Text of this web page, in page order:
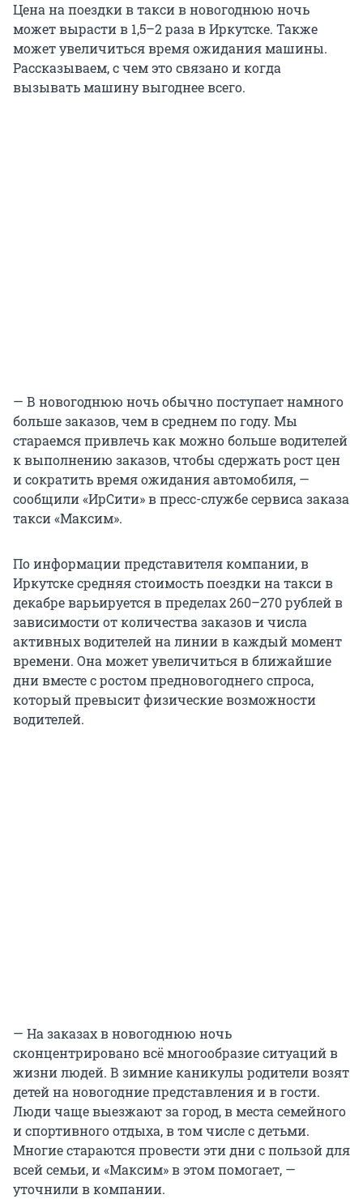
Цена на поездки в такси в новогоднюю ночь
может вырасти в 1,5–2 раза в Иркутске. Также
может увеличиться время ожидания машины.
Рассказываем, с чем это связано и когда
вызывать машину выгоднее всего.
— В новогоднюю ночь обычно поступает намного
больше заказов, чем в среднем по году. Мы
стараемся привлечь как можно больше водителей
к выполнению заказов, чтобы сдержать рост цен
и сократить время ожидания автомобиля, —
сообщили «ИрСити» в пресс-службе сервиса заказа
такси «Максим».
По информации представителя компании, в
Иркутске средняя стоимость поездки на такси в
декабре варьируется в пределах 260–270 рублей в
зависимости от количества заказов и числа
активных водителей на линии в каждый момент
времени. Она может увеличиться в ближайшие
дни вместе с ростом предновогоднего спроса,
который превысит физические возможности
водителей.
— На заказах в новогоднюю ночь
сконцентрировано всё многообразие ситуаций в
жизни людей. В зимние каникулы родители возят
детей на новогодние представления и в гости.
Люди чаще выезжают за город, в места семейного
и спортивного отдыха, в том числе с детьми.
Многие стараются провести эти дни с пользой для
всей семьи, и «Максим» в этом помогает, —
уточнили в компании.